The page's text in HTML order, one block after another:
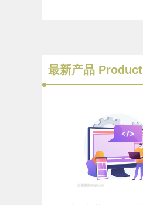
最新产品 Product